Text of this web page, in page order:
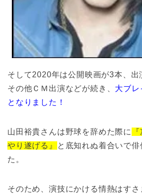
そして2020年は公開映画が3本、出
その他ＣＭ出演などが続き、 大ブレ
となりました！
山田裕貴さんは野球を辞めた際に
やり遂げる』
と底知れぬ着合いで
た。
そのため、演技にかける情熱はすさ